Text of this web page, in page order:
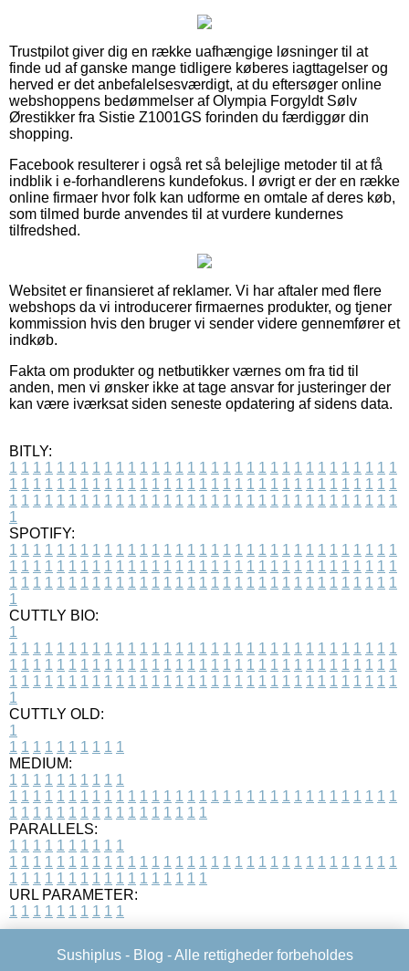
Trustpilot giver dig en række uafhængige løsninger til at
finde ud af ganske mange tidligere køberes iagttagelser og
herved er det anbefalelsesværdigt, at du eftersøger online
webshoppens bedømmelser af Olympia Forgyldt Sølv
Ørestikker fra Sistie Z1001GS forinden du færdiggør din
shopping.
Facebook resulterer i også ret så belejlige metoder til at få
indblik i e-forhandlerens kundefokus. I øvrigt er der en række
online firmaer hvor folk kan udforme en omtale af deres køb,
som tilmed burde anvendes til at vurdere kundernes
tilfredshed.
Websitet er finansieret af reklamer. Vi har aftaler med flere
webshops da vi introducerer firmaernes produkter, og tjener
kommission hvis den bruger vi sender videre gennemfører et
indkøb.
Fakta om produkter og netbutikker værnes om fra tid til
anden, men vi ønsker ikke at tage ansvar for justeringer der
kan være iværksat siden seneste opdatering af sidens data.
BITLY:
1 1 1 1 1 1 1 1 1 1 1 1 1 1 1 1 1 1 1 1 1 1 1 1 1 1 1 1 1 1 1 1 1
1 1 1 1 1 1 1 1 1 1 1 1 1 1 1 1 1 1 1 1 1 1 1 1 1 1 1 1 1 1 1 1 1
1 1 1 1 1 1 1 1 1 1 1 1 1 1 1 1 1 1 1 1 1 1 1 1 1 1 1 1 1 1 1 1 1
1
SPOTIFY:
1 1 1 1 1 1 1 1 1 1 1 1 1 1 1 1 1 1 1 1 1 1 1 1 1 1 1 1 1 1 1 1 1
1 1 1 1 1 1 1 1 1 1 1 1 1 1 1 1 1 1 1 1 1 1 1 1 1 1 1 1 1 1 1 1 1
1 1 1 1 1 1 1 1 1 1 1 1 1 1 1 1 1 1 1 1 1 1 1 1 1 1 1 1 1 1 1 1 1
1
CUTTLY BIO:
1
1 1 1 1 1 1 1 1 1 1 1 1 1 1 1 1 1 1 1 1 1 1 1 1 1 1 1 1 1 1 1 1 1
1 1 1 1 1 1 1 1 1 1 1 1 1 1 1 1 1 1 1 1 1 1 1 1 1 1 1 1 1 1 1 1 1
1 1 1 1 1 1 1 1 1 1 1 1 1 1 1 1 1 1 1 1 1 1 1 1 1 1 1 1 1 1 1 1 1
1
CUTTLY OLD:
1
1 1 1 1 1 1 1 1 1 1
MEDIUM:
1 1 1 1 1 1 1 1 1 1
1 1 1 1 1 1 1 1 1 1 1 1 1 1 1 1 1 1 1 1 1 1 1 1 1 1 1 1 1 1 1 1 1
1 1 1 1 1 1 1 1 1 1 1 1 1 1 1 1 1
PARALLELS:
1 1 1 1 1 1 1 1 1 1
1 1 1 1 1 1 1 1 1 1 1 1 1 1 1 1 1 1 1 1 1 1 1 1 1 1 1 1 1 1 1 1 1
1 1 1 1 1 1 1 1 1 1 1 1 1 1 1 1 1
URL PARAMETER:
1 1 1 1 1 1 1 1 1 1
Sushiplus - Blog - Alle rettigheder forbeholdes